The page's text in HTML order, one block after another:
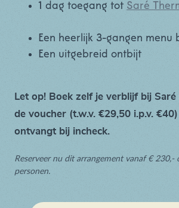
1 dag toegang tot Saré
Een heerlijk 3-gangen menu
Een uitgebreid ontbijt
Let op! Boek zelf je verblijf bij
de voucher (t.w.v. €29,50 i.p.v.
ontvangt bij incheck.
Reserveer nu dit arrangement vanaf€ 230,-
personen.